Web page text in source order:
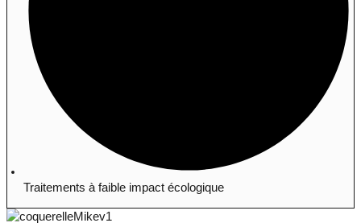
Traitements à faible impact écologique